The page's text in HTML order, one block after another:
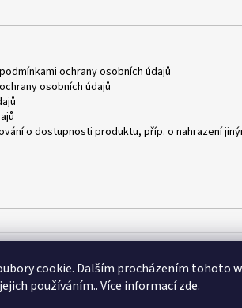
cookie. Dalším procházením tohoto
používáním.. Více informacízde.
podmínkami ochrany osobních údajů
osobních údajů
o dostupnosti produktu, příp. o nahrazení